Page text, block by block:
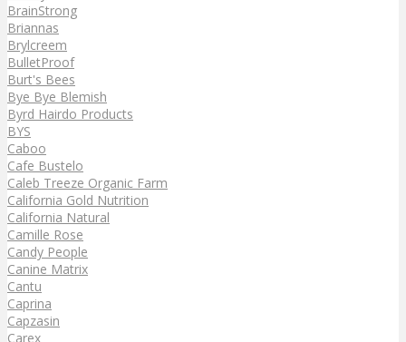
BrainStrong
Briannas
Brylcreem
BulletProof
Burt's Bees
Bye Bye Blemish
Byrd Hairdo Products
BYS
Caboo
Cafe Bustelo
Caleb Treeze Organic Farm
California Gold Nutrition
California Natural
Camille Rose
Candy People
Canine Matrix
Cantu
Caprina
Capzasin
Carex